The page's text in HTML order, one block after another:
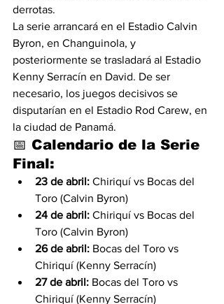
derrotas.
La serie arrancará en el Estadio Calvin
Byron, en Changuinola, y
posteriormente se trasladará al Estadio
Kenny Serracín en David. De ser
necesario, los juegos decisivos se
disputarían en el Estadio Rod Carew, en
la ciudad de Panamá.
📅 Calendario de la Serie
Final:
23 de abril: Chiriquí vs Bocas del
Toro (Calvin Byron)
24 de abril: Chiriquí vs Bocas del
Toro (Calvin Byron)
26 de abril: Bocas del Toro vs
Chiriquí (Kenny Serracín)
27 de abril: Bocas del Toro vs
Chiriquí (Kenny Serracín)